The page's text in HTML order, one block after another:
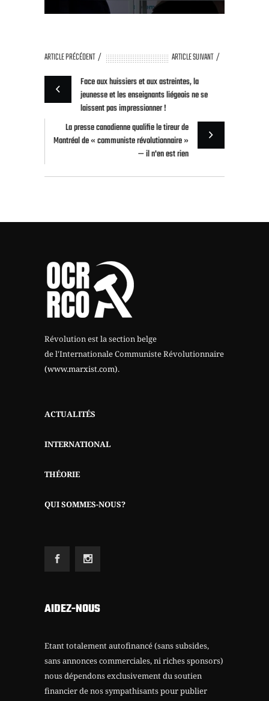
ARTICLE PRÉCÉDENT
ARTICLE SUIVANT
Face aux huissiers et aux astreintes, la
jeunesse et les enseignants liégeois ne se
laissent pas impressionner !
La presse canadienne qualifie le tireur de
Montréal de « communiste révolutionnaire »
— il n'en est rien
Révolution est la section belge
de l'Internationale Communiste Révolutionnaire
(www.marxist.com).
ACTUALITÉS
INTERNATIONAL
THÉORIE
QUI SOMMES-NOUS?
AIDEZ-NOUS
Etant totalement autofinancé (sans subsides,
sans annonces commerciales, ni riches sponsors)
nous dépendons exclusivement du soutien
financier de nos sympathisants pour publier